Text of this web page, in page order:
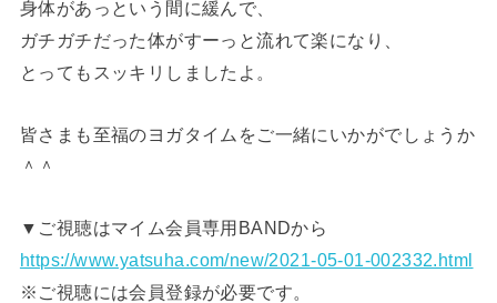
身体があっという間に緩んで、
ガチガチだった体がすーっと流れて楽になり、
とってもスッキリしましたよ。
皆さまも至福のヨガタイムをご一緒にいかがでしょうか
＾＾
▼ご視聴はマイム会員専用BANDから
https://www.yatsuha.com/new/2021-05-01-002332.html
※ご視聴には会員登録が必要です。